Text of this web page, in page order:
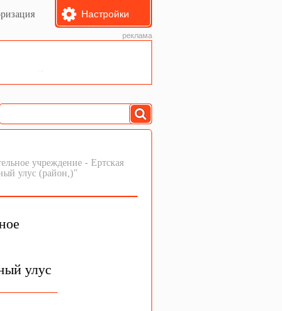
Настройки
реклама
учреждение - Еpтская
улус (район,)"
улус